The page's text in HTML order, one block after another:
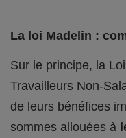
La loi Madelin :
Sur le principe, la
Travailleurs Non-
de leurs bénéfices
sommes allouées à